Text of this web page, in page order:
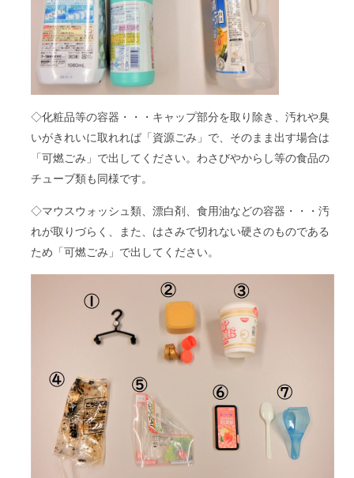
◇化粧品等の容器・・・キャップ部分を取り除き、汚れや臭
いがきれいに取れれば「資源ごみ」で、そのまま出す場合は
「可燃ごみ」で出してください。わさびやからし等の食品の
チューブ類も同様です。
◇マウスウォッシュ類、漂白剤、食用油などの容器・・・汚
れが取りづらく、また、はさみで切れない硬さのものである
ため「可燃ごみ」で出してください。